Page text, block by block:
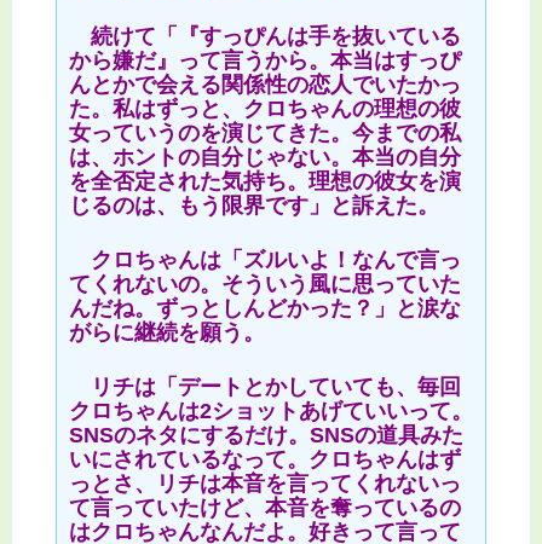
続けて「『すっぴんは手を抜いている
から嫌だ』って言うから。本当はすっぴ
んとかで会える関係性の恋人でいたかっ
た。私はずっと、クロちゃんの理想の彼
女っていうのを演じてきた。今までの私
は、ホントの自分じゃない。本当の自分
を全否定された気持ち。理想の彼女を演
じるのは、もう限界です」と訴えた。
クロちゃんは「ズルいよ！なんで言っ
てくれないの。そういう風に思っていた
んだね。ずっとしんどかった？」と涙な
がらに継続を願う。
リチは「デートとかしていても、毎回
クロちゃんは2ショットあげていいって。
SNSのネタにするだけ。SNSの道具みた
いにされているなって。クロちゃんはず
っとさ、リチは本音を言ってくれないっ
て言っていたけど、本音を奪っているの
はクロちゃんなんだよ。好きって言って